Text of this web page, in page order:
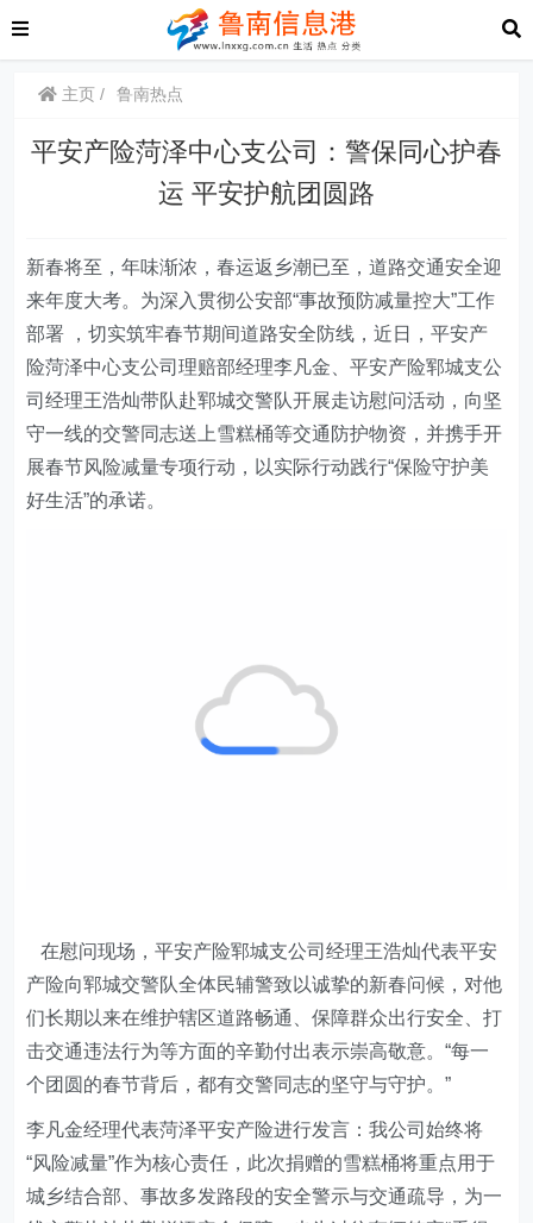
主页 鲁南热点
平安产险菏泽中心支公司：警保同心护春
运 平安护航团圆路
新春将至，年味渐浓，春运返乡潮已至，道路交通安全迎
来年度大考。为深入贯彻公安部“事故预防减量控大”工作
部署 ，切实筑牢春节期间道路安全防线，近日，平安产
险菏泽中心支公司理赔部经理李凡金 、平安产险郓城支公
司经理王浩灿带队赴郓城交警队开展走访慰问活动，向坚
守一线的交警同志送上雪糕桶等交通防护物资，并携手开
展春节风险减量专项行动，以实际行动践行“保险守护美
好生活”的承诺。
在慰问现场，平安产险郓城支公司经理王浩灿代表平安
产险向郓城交警队全体民辅警致以诚挚的新春问候，对他
们长期以来在维护辖区道路畅通、保障群众出行安全、打
击交通违法行为等方面的辛勤付出表示崇高敬意。“每一
个团圆的春节背后，都有交警同志的坚守与守护。”
李凡金经理代表菏泽平安产险进行发言：我公司始终将
“风险减量”作为核心责任，此次捐赠的雪糕桶将重点用于
城乡结合部、事故多发路段的安全警示与交通疏导，为一